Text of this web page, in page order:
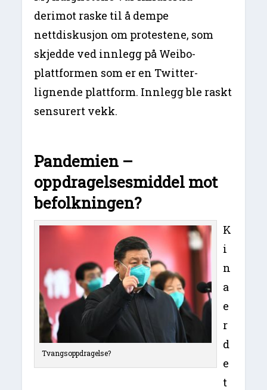
derimot raske til å dempe
nettdiskusjon om protestene, som
skjedde ved innlegg på Weibo-
plattformen som er en Twitter-
lignende plattform. Innlegg ble raskt
sensurert vekk.
Pandemien –
oppdragelsesmiddel mot
befolkningen?
Tvangsoppdragelse?
K
i
n
a
e
r
d
e
t